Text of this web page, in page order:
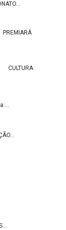
PREMIARÁ
CULTURA